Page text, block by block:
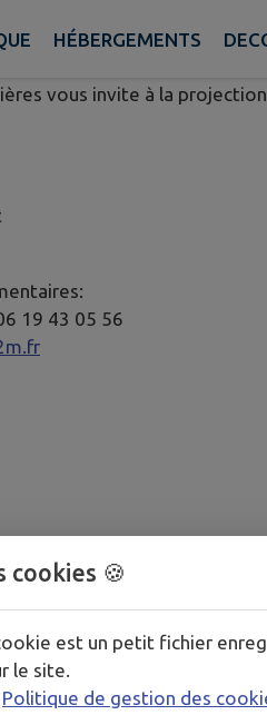
HÉBERGEMENTS
2025 - Chamberet
vous invite à la
19 43 05 56
cookies 🍪
est un petit fichier
le site.
Politique de gestion des